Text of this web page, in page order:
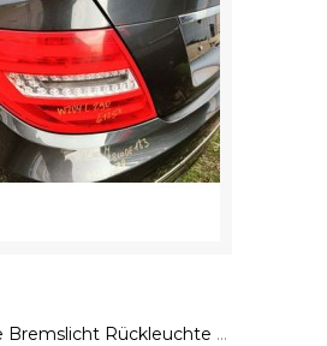
Bremsleuchte Bremslicht Rückleuchte Rücklicht links Mercedes Benz C-Klasse W204